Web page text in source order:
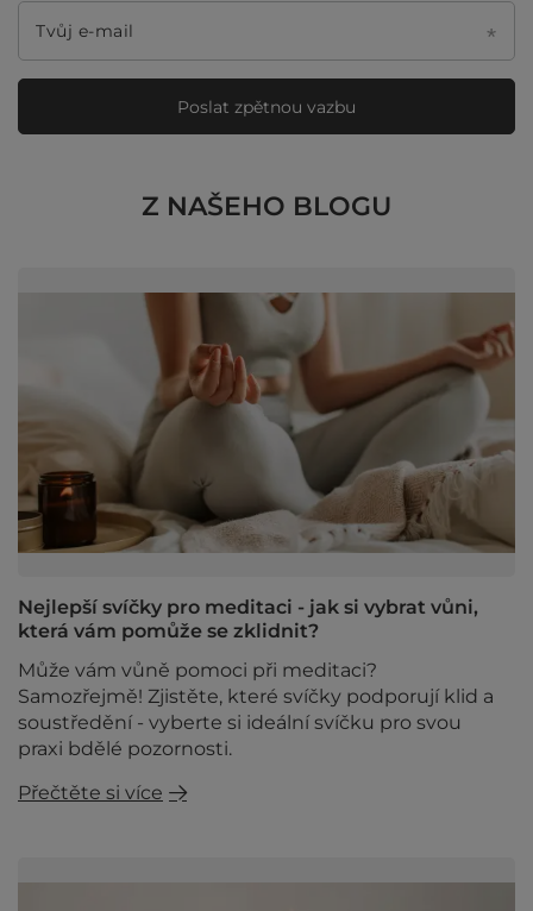
Tvůj e-mail
Poslat zpětnou vazbu
Z NAŠEHO BLOGU
Nejlepší svíčky pro meditaci - jak si vybrat vůni,
která vám pomůže se zklidnit?
Může vám vůně pomoci při meditaci?
Samozřejmě! Zjistěte, které svíčky podporují klid a
soustředění - vyberte si ideální svíčku pro svou
praxi bdělé pozornosti.
Přečtěte si více